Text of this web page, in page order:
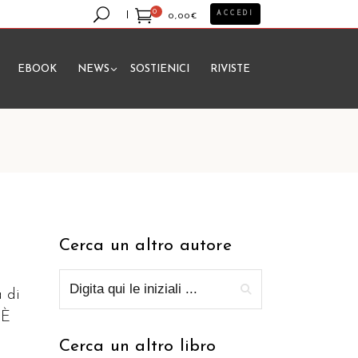
0
0,00€
prodotto nel carrello.
ACCEDI
EBOOK NEWS SOSTIENICI RIVISTE
di
Cerca un altro autore
Cerca un altro libro